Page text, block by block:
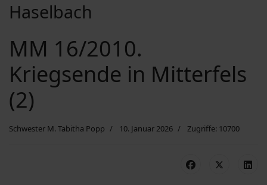
Haselbach
MM 16/2010.
Kriegsende in Mitterfels
(2)
Schwester M. Tabitha Popp 10. Januar 2026 Zugriffe: 10700